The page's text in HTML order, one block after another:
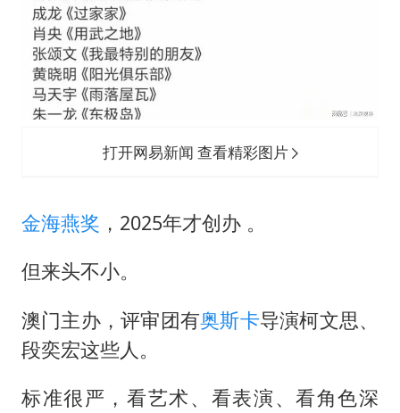
打开网易新闻 查看精彩图片
金海燕奖 ，2025年才创办 。
但来头不小。
澳门主办，评审团有奥斯卡导演柯文思、
段奕宏这些人。
标准很严，看艺术、看表演、看角色深